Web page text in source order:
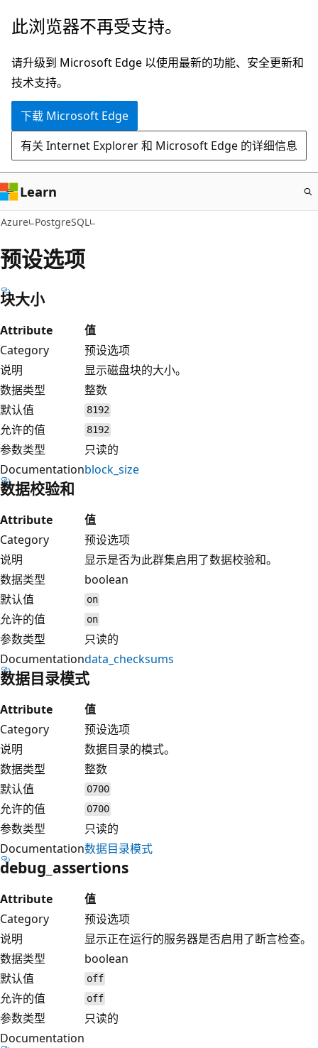
跳
主
要
内
此浏览器不再受支持。
请升级到 Microsoft Edge 以使用最新的功能、安全更新和
技术支持。
下载 Microsoft Edge
有关 Internet Explorer 和 Microsoft Edge 的详细信息
Learn
Azure PostgreSQL
预设选项
块大小
Attribute
值
Category
预设选项
说明
显示磁盘块的大小。
数据类型
整数
默认值
8192
允许的值 8192
参数类型
只读的
Documentationblock_size
数据校验和
Attribute
值
Category
预设选项
说明
显示是否为此群集启用了数据校验和。
数据类型
boolean
默认值
on
允许的值 on
参数类型
只读的
Documentationdata_checksums
数据目录模式
Attribute
值
Category
预设选项
说明
数据目录的模式。
数据类型
整数
默认值
0700
允许的值 0700
参数类型
只读的
Documentation数据目录模式
debug_assertions
Attribute
值
Category
预设选项
说明
显示正在运行的服务器是否启用了断言检查。
数据类型
boolean
默认值
off
允许的值 off
参数类型
只读的
Documentation